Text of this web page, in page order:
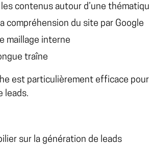
contenus autour d’une
compréhension du site par Google
maillage interne
traîne
est particulièrement efficace
leads.
sur la génération de leads